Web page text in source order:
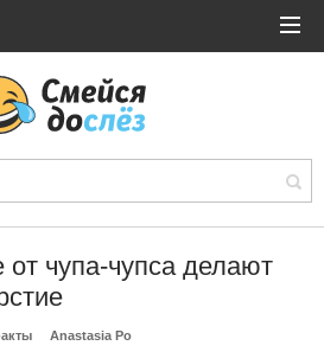
от чупа-чупса делают
Anastasia Po